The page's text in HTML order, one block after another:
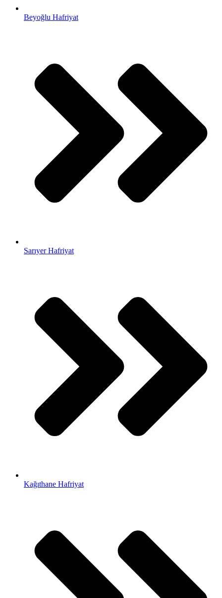
Beyoğlu Hafriyat
Sarıyer Hafriyat
Kağıthane Hafriyat